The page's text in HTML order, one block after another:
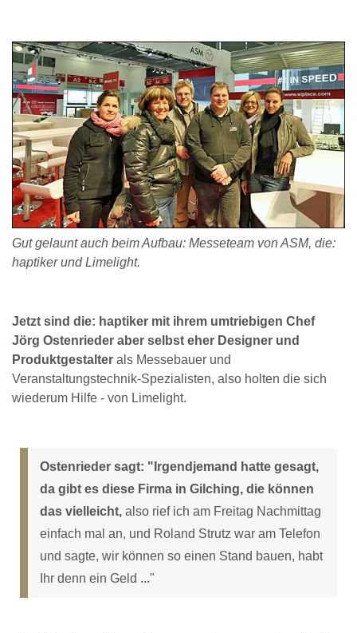
Gut gelaunt auch beim Aufbau: Messeteam von ASM, die:
haptiker und Limelight.
Jetzt sind die: haptiker mit ihrem umtriebigen Chef
Jörg Ostenrieder aber selbst eher Designer und
Produktgestalter als Messebauer und
Veranstaltungstechnik-Spezialisten, also holten die sich
wiederum Hilfe - von Limelight.
Ostenrieder sagt: "Irgendjemand hatte gesagt,
da gibt es diese Firma in Gilching, die können
das vielleicht, also rief ich am Freitag Nachmittag
einfach mal an, und Roland Strutz war am Telefon
und sagte, wir können so einen Stand bauen, habt
Ihr denn ein Geld ..."